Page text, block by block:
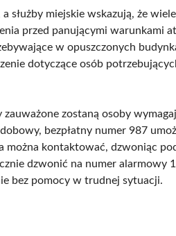
służby miejskie wskazują, że
przed panującymi warunkami
w opuszczonych
dotyczące osób
zostaną osoby
bezpłatny numer 987
kontaktować, dzwoniąc
dzwonić na numer alarmowy
bez pomocy w trudnej sytuacji.